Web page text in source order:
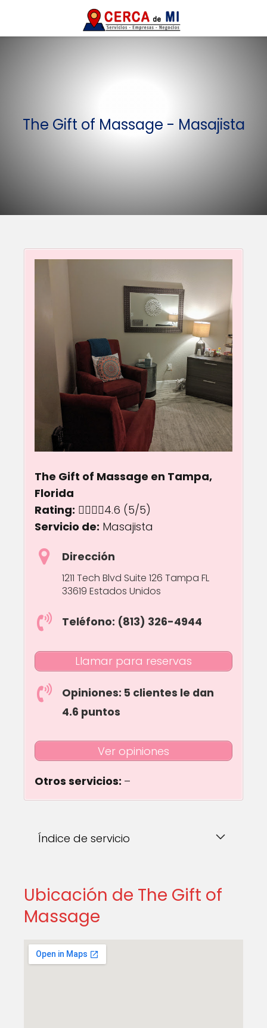
The Gift of Massage - Masajista
The Gift of Massage en Tampa,
Florida
Rating:
4.6 out of 5.0 stars
4.6 (5/5)
Servicio de: Masajista
Dirección
1211 Tech Blvd Suite 126 Tampa FL
33619 Estados Unidos
Teléfono: (813) 326-4944
Llamar para reservas
Opiniones: 5 clientes le dan
4.6 puntos
Ver opiniones
Otros servicios: –
Índice de servicio
Ubicación de The Gift of
Massage